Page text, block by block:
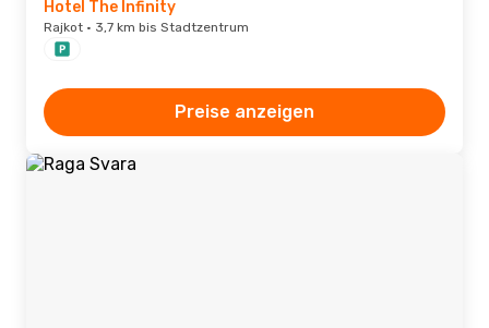
Hotel The Infinity
Rajkot · 3,7 km bis Stadtzentrum
Preise anzeigen